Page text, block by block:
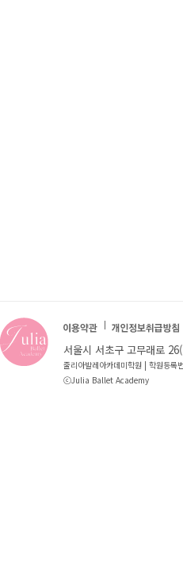
서울시 서초구 고무래로
줄리아발레아카데미학원 | 학원등
ⓒJulia Ballet Academy